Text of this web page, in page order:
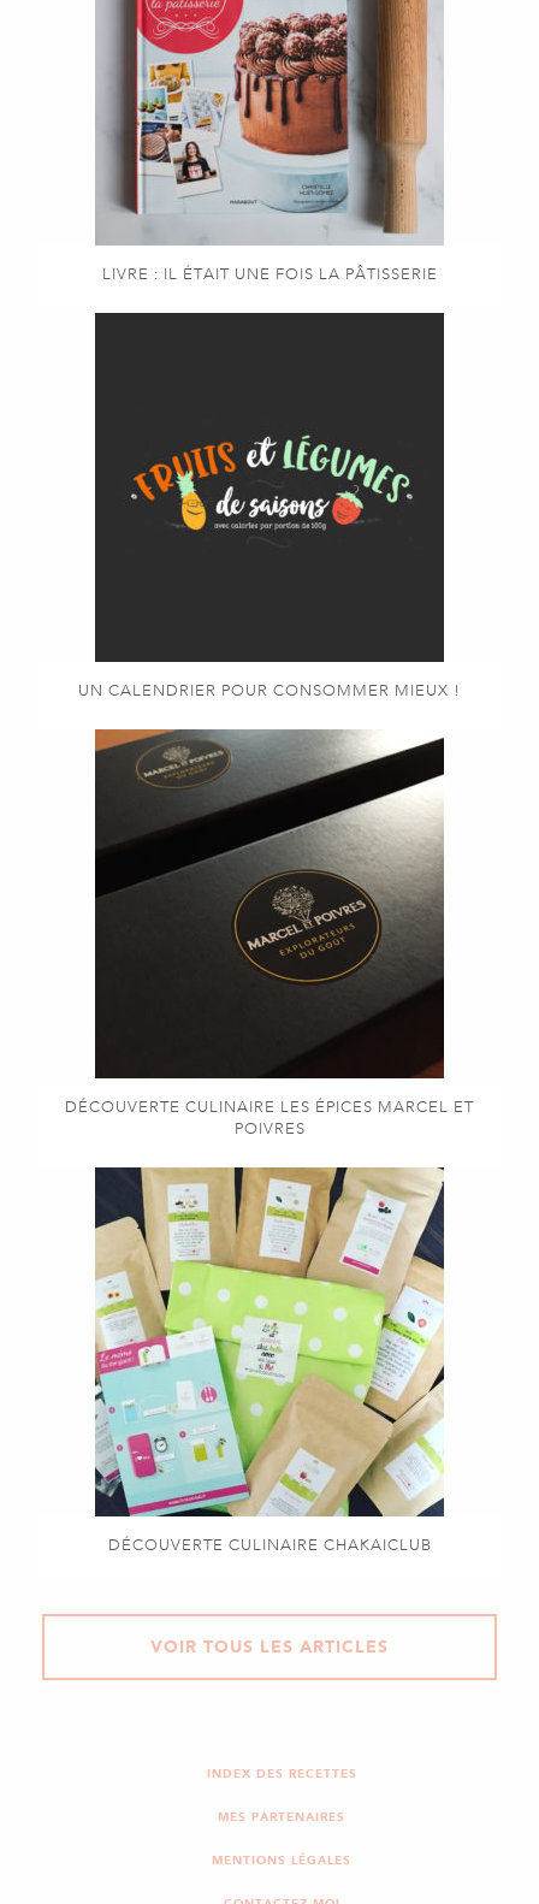
LIVRE : IL ÉTAIT UNE FOIS LA PÂTISSERIE
UN CALENDRIER POUR CONSOMMER MIEUX !
DÉCOUVERTE CULINAIRE LES ÉPICES MARCEL ET
POIVRES
DÉCOUVERTE CULINAIRE CHAKAICLUB
VOIR TOUS LES ARTICLES
INDEX DES RECETTES
MES PARTENAIRES
MENTIONS LÉGALES